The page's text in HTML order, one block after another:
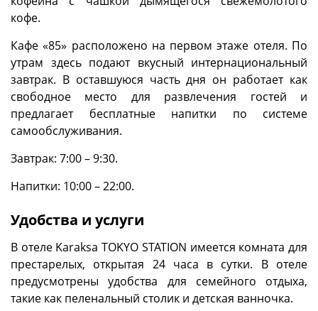
кофе.
Кафе «85» расположено на первом этаже отеля. По
утрам здесь подают вкусный интернациональный
завтрак. В оставшуюся часть дня он работает как
свободное место для развлечения гостей и
предлагает бесплатные напитки по системе
самообслуживания.
Завтрак: 7:00 – 9:30.
Напитки: 10:00 – 22:00.
Удобства и услуги
В отеле Karaksa TOKYO STATION имеется комната для
престарелых, открытая 24 часа в сутки. В отеле
предусмотрены удобства для семейного отдыха,
такие как пеленальный столик и детская ванночка.